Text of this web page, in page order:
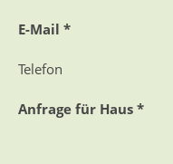
E-Mail *
Telefon
Anfrage für Haus *